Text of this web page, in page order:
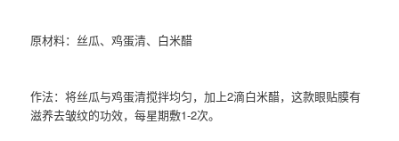
原材料：丝瓜、鸡蛋清、白米醋
作法：将丝瓜与鸡蛋清搅拌均匀，加上2滴白米醋，这款眼贴膜有
滋养去皱纹的功效，每星期敷1-2次。